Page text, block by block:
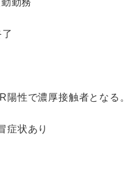
性で濃厚接触者となる
状あり